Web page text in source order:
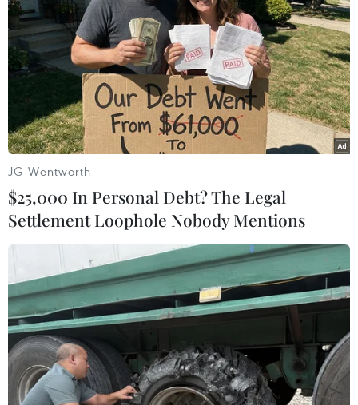
đấu KF-X tự chế hàng tỷ USD
25/09/2015 10:18
Văn phòng Tổng thống Hàn Quốc đang điều tra về dự
án phát triển máy bay chiến đấu tự chế trị giá hàng tỷ
USD của nước này sau khi Mỹ từ chối chuyển giao 4
công nghệ thiết yếu phục vụ dự án.
JG Wentworth
$25,000 In Personal Debt? The Legal
Settlement Loophole Nobody Mentions